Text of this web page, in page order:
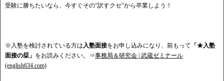
受験に勝ちたいなら、今すぐその“訳すクセ”から卒業しよう！
※入塾を検討されている方は 入塾面接をお申し込みになり、前もって 「★入塾
面接の栞」 をお読みください。⇒事務局＆研究会 | 武蔵ゼミナール
(english634.com)